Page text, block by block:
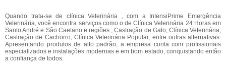
Quando trata-se de clínica Veterinária , com a IntensiPrime Emergência
Veterinária, você encontra serviços como o de Clínica Veterinária 24 Horas em
Santo André e São Caetano e regiões , Castração de Gato, Clínica Veterinária,
Castração de Cachorro, Clínica Veterinária Popular, entre outras alternativas.
Apresentando produtos de alto padrão, a empresa conta com profissionais
especializados e instalações modernas e em bom estado, conquistando então
a confiança de todos.